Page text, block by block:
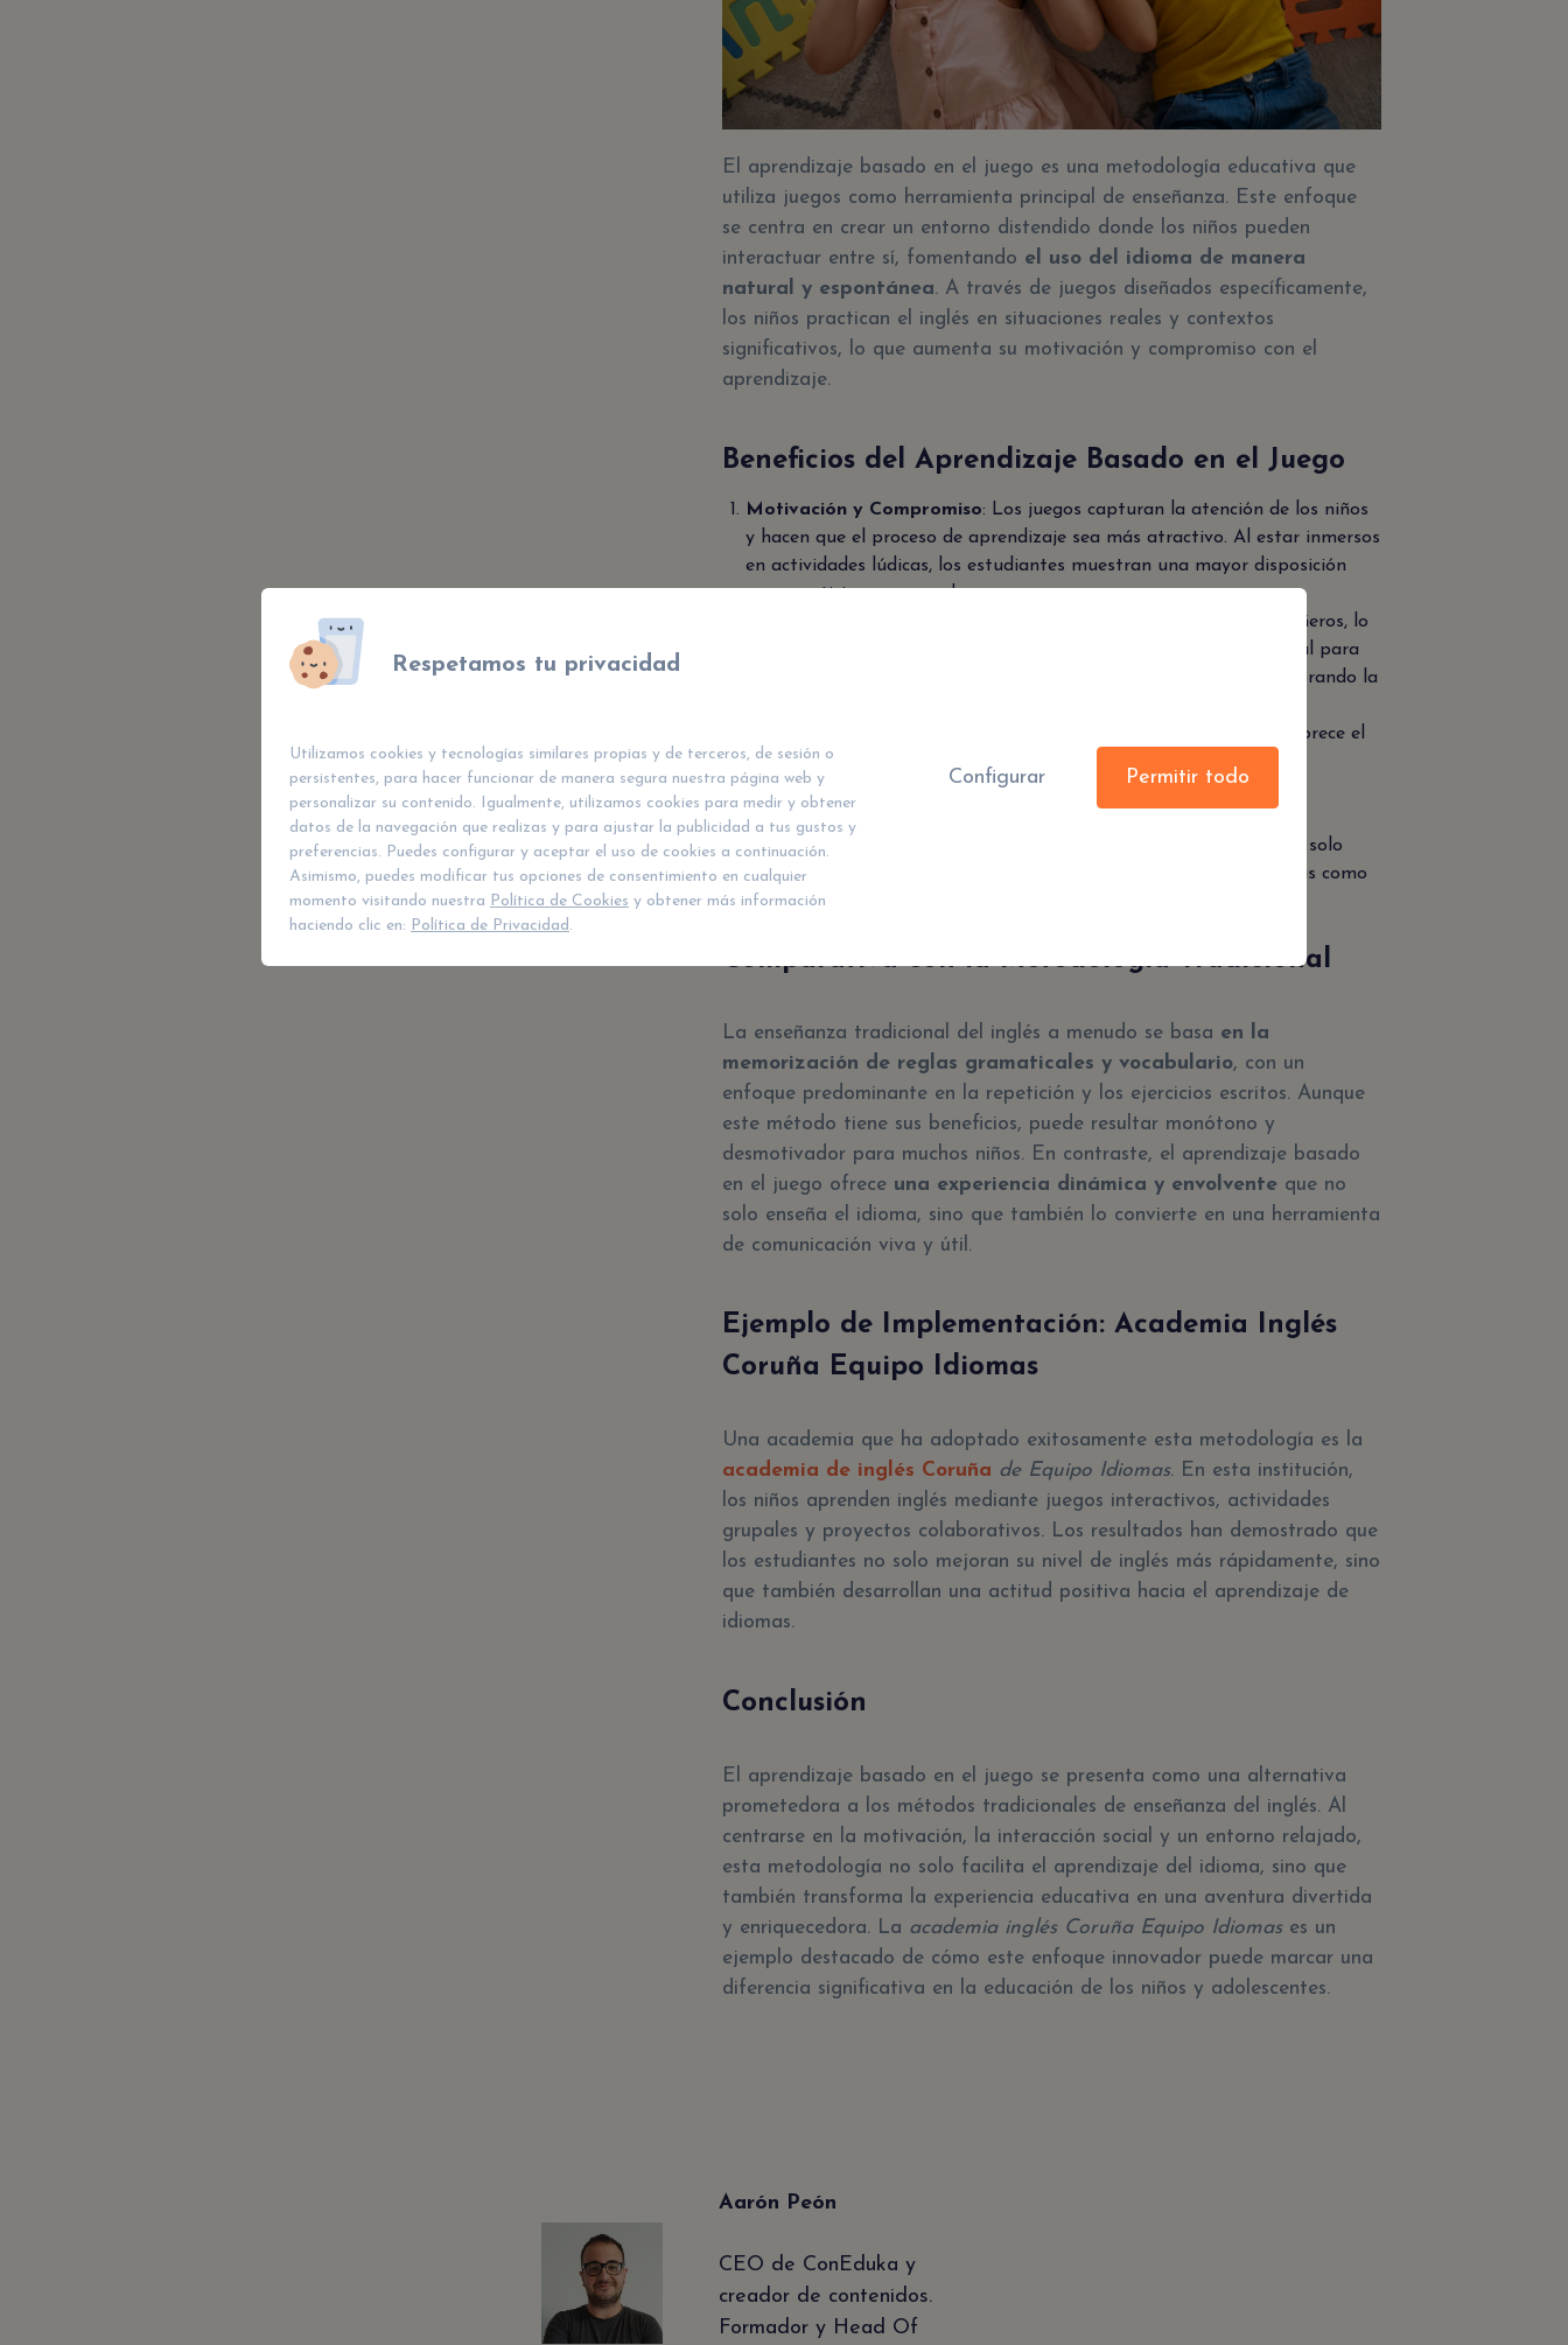
El aprendizaje basado en el juego es una metodología educativa que
utiliza juegos como herramienta principal de enseñanza. Este enfoque
se centra en crear un entorno distendido donde los niños pueden
interactuar entre sí, fomentando el uso del idioma de manera
natural y espontánea. A través de juegos diseñados específicamente,
los niños practican el inglés en situaciones reales y contextos
significativos, lo que aumenta su motivación y compromiso con el
aprendizaje.
Beneficios del Aprendizaje Basado en el Juego
Motivación y Compromiso: Los juegos capturan la atención de los niños
y hacen que el proceso de aprendizaje sea más atractivo. Al estar inmersos
en actividades lúdicas, los estudiantes muestran una mayor disposición
para participar y aprender.
: Al jugar, los niños interactúan con sus compañeros, lo
que promueve la comunicación en inglés. Esta interacción es crucial para
desarrollar habilidades lingüísticas en un contexto social real, mejorando la
: Un ambiente relajado y libre de presión favorece el
aprendizaje. Los juegos permiten que los niños cometan errores y
aprendan de ellos sin sentirse juzgados, lo que es esencial para el
desarrollo de habilidades lingüísticas.
Desarrollo de Habilidades Cognitivas
: Los juegos educativos no solo
enseñan inglés, sino que también desarrollan habilidades cognitivas como
la resolución de problemas, la creatividad y el pensamiento crítico.
Comparativa con la Metodología Tradicional
La enseñanza tradicional del inglés a menudo se basa en la
memorización de reglas gramaticales y vocabulario, con un
enfoque predominante en la repetición y los ejercicios escritos. Aunque
este método tiene sus beneficios, puede resultar monótono y
desmotivador para muchos niños. En contraste, el aprendizaje basado
en el juego ofrece una experiencia dinámica y envolventeque no
solo enseña el idioma, sino que también lo convierte en una herramienta
de comunicación viva y útil.
Ejemplo de Implementación: Academia Inglés
Coruña Equipo Idiomas
Una academia que ha adoptado exitosamente esta metodología es la
academia de inglés Coruña de Equipo Idiomas. En esta institución,
los niños aprenden inglés mediante juegos interactivos, actividades
grupales y proyectos colaborativos. Los resultados han demostrado que
los estudiantes no solo mejoran su nivel de inglés más rápidamente, sino
que también desarrollan una actitud positiva hacia el aprendizaje de
idiomas.
Conclusión
El aprendizaje basado en el juego se presenta como una alternativa
prometedora a los métodos tradicionales de enseñanza del inglés. Al
centrarse en la motivación, la interacción social y un entorno relajado,
esta metodología no solo facilita el aprendizaje del idioma, sino que
también transforma la experiencia educativa en una aventura divertida
y enriquecedora. La academia inglés Coruña Equipo Idiomases un
ejemplo destacado de cómo este enfoque innovador puede marcar una
diferencia significativa en la educación de los niños y adolescentes.
Aarón Peón
CEO de ConEduka y
creador de contenidos.
Formador y Head Of
Respetamos tu privacidad
Utilizamos cookies y tecnologías similares propias y de terceros, de sesión o
persistentes, para hacer funcionar de manera segura nuestra página web y
personalizar su contenido. Igualmente, utilizamos cookies para medir y obtener
datos de la navegación que realizas y para ajustar la publicidad a tus gustos y
preferencias. Puedes configurar y aceptar el uso de cookies a continuación.
Asimismo, puedes modificar tus opciones de consentimiento en cualquier
momento visitando nuestra Política de Cookies y obtener más información
haciendo clic en: Política de Privacidad.
Configurar Permitir todo